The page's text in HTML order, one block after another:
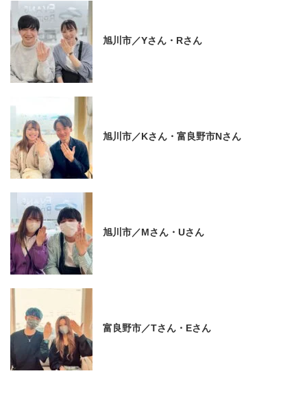
旭川市／Yさん・Rさん
旭川市／Kさん・富良野市Nさん
旭川市／Mさん・Uさん
富良野市／Tさん・Eさん